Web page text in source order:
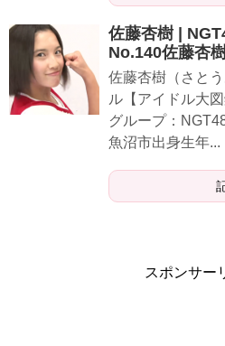
佐藤杏樹 |
No.140佐藤杏樹
佐藤杏樹（さと
ル【アイドル大
グループ：
魚沼市出身生年...
スポンサー